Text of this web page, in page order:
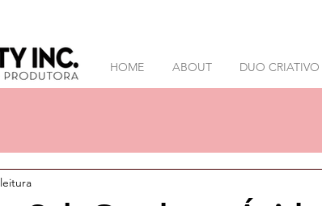
HOME ABOUT DUO CRIATIVO